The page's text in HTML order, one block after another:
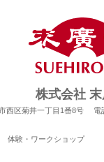
株式会社
西区菊井一丁目1番8号 電
体験・ワークショップ